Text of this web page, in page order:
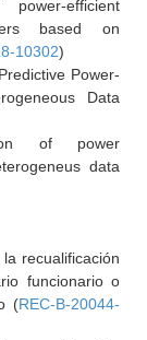
efficient
based on
10302)
Power-
Data
of power
data
recualificación
funcionario o
(REC-B-20044-